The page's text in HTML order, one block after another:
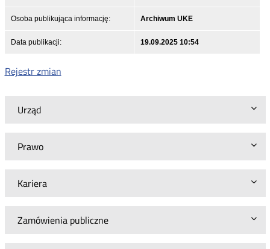
Urząd
Prawo
Kariera
Zamówienia publiczne
Osoba publikująca informację: Archiwum UKE
Data publikacji: 19.09.2025 10:54
Rejestr zmian